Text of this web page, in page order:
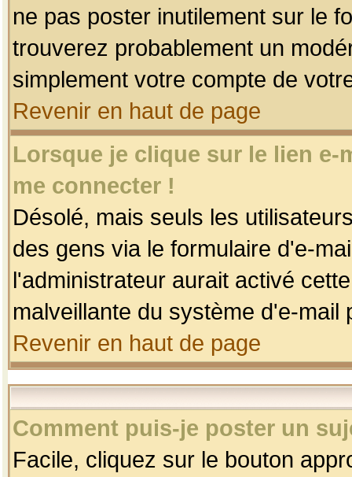
ne pas poster inutilement sur le
trouverez probablement un
simplement votre compte de
Revenir en haut de page
Lorsque je clique sur le lien
me connecter !
Désolé, mais seuls les
des gens via le formulaire d'e-
l'administrateur aurait activé
malveillante du système d'e-
Revenir en haut de page
Comment puis-je poster un
Facile, cliquez sur le bouton